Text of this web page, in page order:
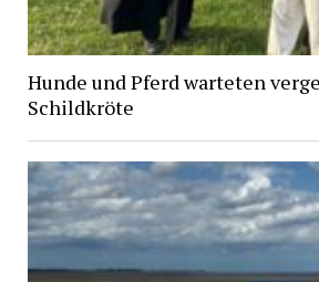
Hunde und Pferd warteten
Schildkröte